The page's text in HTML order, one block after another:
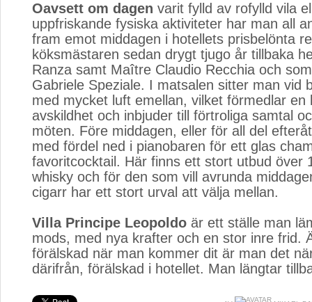
Oavsett om dagen varit fylld av rofylld vila
uppfriskande fysiska aktiviteter har man all
fram emot middagen i hotellets prisbelönta
köksmästaren sedan drygt tjugo år tillbaka
Ranza samt Maître Claudio Recchia och
Gabriele Speziale. I matsalen sitter man vid
med mycket luft emellan, vilket förmedlar en
avskildhet och inbjuder till förtroliga samtal
möten. Före middagen, eller för all del
med fördel ned i pianobaren för ett glas
favoritcocktail. Här finns ett stort utbud över
whisky och för den som vill avrunda
cigarr har ett stort urval att välja mellan.
Villa Principe Leopoldo är ett ställe man
mods, med nya krafter och en stor inre frid.
förälskad när man kommer dit är man det
därifrån, förälskad i hotellet. Man längtar